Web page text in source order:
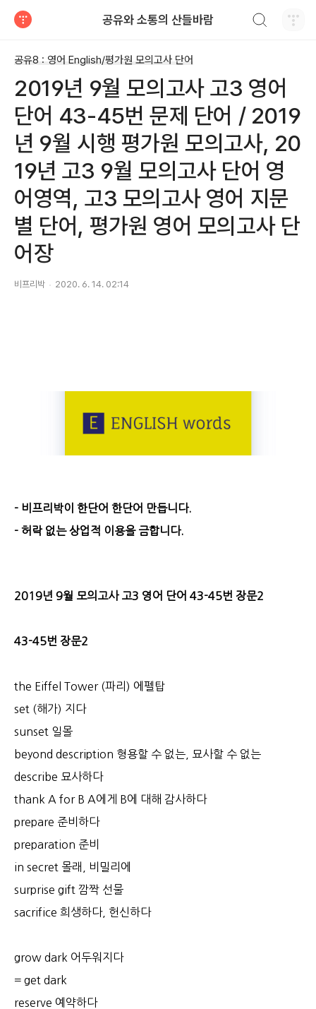
공유와 소통의 산들바람
공유8 : 영어 English/평가원 모의고사 단어
2019년 9월 모의고사 고3 영어
단어 43-45번 문제 단어 / 2019
년 9월 시행 평가원 모의고사, 20
19년 고3 9월 모의고사 단어 영
어영역, 고3 모의고사 영어 지문
별 단어, 평가원 영어 모의고사 단
어장
비프리박 2020. 6. 14. 02:14
- 비프리박이 한단어 한단어 만듭니다.
- 허락 없는 상업적 이용을 금합니다.
2019년 9월 모의고사 고3 영어 단어 43-45번 장문2
43-45번 장문2
the Eiffel Tower (파리) 에펠탑
set (해가) 지다
sunset 일몰
beyond description 형용할 수 없는, 묘사할 수 없는
describe 묘사하다
thank A for B A에게 B에 대해 감사하다
prepare 준비하다
preparation 준비
in secret 몰래, 비밀리에
surprise gift 깜짝 선물
sacrifice 희생하다, 헌신하다
grow dark 어두워지다
= get dark
reserve 예약하다